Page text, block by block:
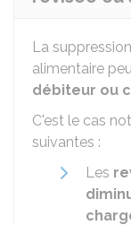
La
alimentaire
débiteur ou
C'est le cas
suivantes :
Les